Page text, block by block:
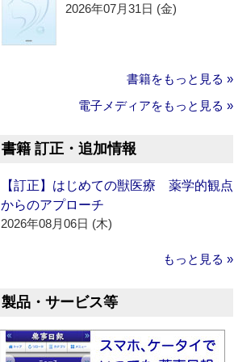
2026年07月31日 (金)
書籍をもっと見る »
電子メディアをもっと見る »
書籍 訂正・追加情報
【訂正】はじめての獣医療 薬学的観点
からのアプローチ
2026年08月06日 (木)
もっと見る »
製品・サービス等